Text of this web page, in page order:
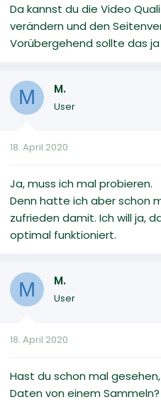
Da kannst du die Video
verändern und den
Vorübergehend sollte das
M M.
User
18. April 2020
Ja, muss ich mal probieren.
Denn hatte ich aber schon
zufrieden damit. Ich will ja,
optimal funktioniert.
M M.
User
18. April 2020
Hast du schon mal
Daten von einem Sammeln?